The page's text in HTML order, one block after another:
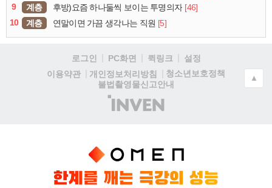
9
계층 후방)요즘 하나둘씩 보이는 투명의자 [46]
10
계층 연말이면 가끔 생각나는 직원 [5]
로그인 PC화면 퀵링크
설정
이용약관
개인정보처리방침
청소년보호정책
불법촬영물신고안내
(주)
인
▲